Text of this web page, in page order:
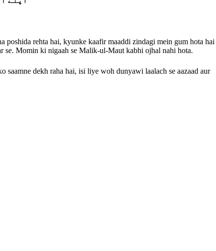
poshida rehta hai, kyunke kaafir maaddi zindagi mein gum hota hai
se. Momin ki nigaah se Malik-ul-Maut kabhi ojhal nahi hota.
saamne dekh raha hai, isi liye woh dunyawi laalach se aazaad aur